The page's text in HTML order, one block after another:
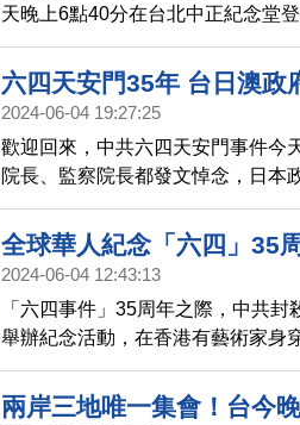
天晚上6點40分在台北中正紀念堂
六四親歷者、中國民主教育基金會
影片致詞，以及六四倖存者吳仁華
帶您看到中正紀念堂現場。
六四天安門35年 台日澳政
2024-06-04 19:27:25
歡迎回來，中共六四天安門事件今
院長、監察院長都發文悼念，日本
表示，日本對於中國人權狀況都持
密合作，強烈敦促中共當局。另外
呼籲中共停止壓制言論、集會自由
全球華人紀念「六四」35
2024-06-04 12:43:13
「六四事件」35周年之際，中共
舉辦紀念活動，在香港有藝術家身
然未發一語，但仍被大批港警帶走
兩岸三地唯一集會！台今